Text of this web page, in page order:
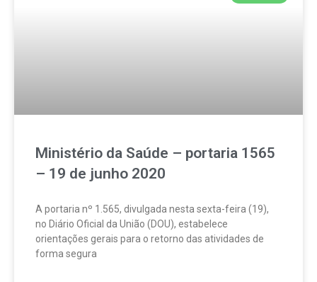
Ministério da Saúde – portaria 1565
– 19 de junho 2020
A portaria nº 1.565, divulgada nesta sexta-feira (19),
no Diário Oficial da União (DOU), estabelece
orientações gerais para o retorno das atividades de
forma segura